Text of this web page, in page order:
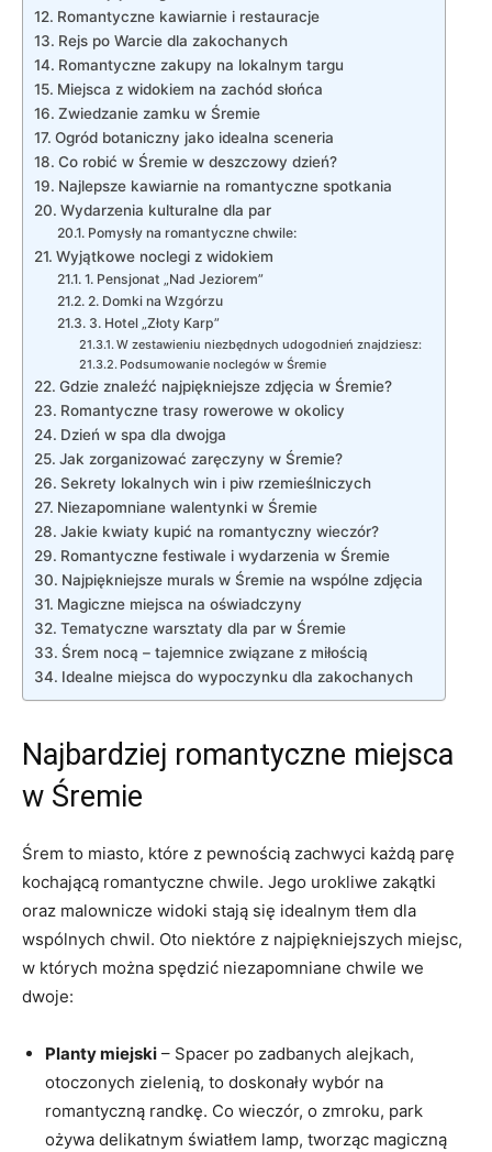
Romantyczne kawiarnie i restauracje
Rejs po Warcie dla zakochanych
Romantyczne zakupy na lokalnym targu
Miejsca z widokiem na‌ zachód słońca
Zwiedzanie zamku w Śremie
Ogród botaniczny ⁣jako idealna sceneria
Co ⁢robić⁣ w Śremie ⁢w deszczowy dzień?
Najlepsze kawiarnie na romantyczne⁢ spotkania
Wydarzenia kulturalne ​dla par
Pomysły na romantyczne chwile:
Wyjątkowe noclegi z widokiem
1. Pensjonat „Nad Jeziorem”
2.⁣ Domki na Wzgórzu
3. Hotel „Złoty ‌Karp”
W zestawieniu niezbędnych udogodnień⁣ znajdziesz:
Podsumowanie noclegów w Śremie
Gdzie znaleźć najpiękniejsze zdjęcia w Śremie?
Romantyczne trasy rowerowe w okolicy
Dzień​ w spa dla dwojga
Jak zorganizować zaręczyny w Śremie?
Sekrety lokalnych win i piw rzemieślniczych
Niezapomniane walentynki w ‍Śremie
Jakie kwiaty kupić ⁣na romantyczny wieczór?
Romantyczne festiwale i wydarzenia w Śremie
Najpiękniejsze murals w Śremie na wspólne zdjęcia
Magiczne miejsca na oświadczyny
Tematyczne warsztaty dla par w Śremie
Śrem nocą – tajemnice związane z miłością
Idealne miejsca ⁤do wypoczynku dla zakochanych
Najbardziej romantyczne ⁤miejsca
w Śremie
Śrem​ to miasto, które z pewnością zachwyci każdą parę
kochającą romantyczne chwile. Jego urokliwe zakątki
oraz malownicze widoki stają się idealnym tłem dla
wspólnych chwil. Oto niektóre z najpiękniejszych miejsc,
w których można spędzić niezapomniane chwile we
dwoje:
Planty ⁤miejski – Spacer po zadbanych alejkach,
otoczonych‌ zielenią, ⁤to‌ doskonały wybór na
romantyczną randkę. Co wieczór, ⁣o zmroku, park
ożywa delikatnym światłem lamp, tworząc magiczną